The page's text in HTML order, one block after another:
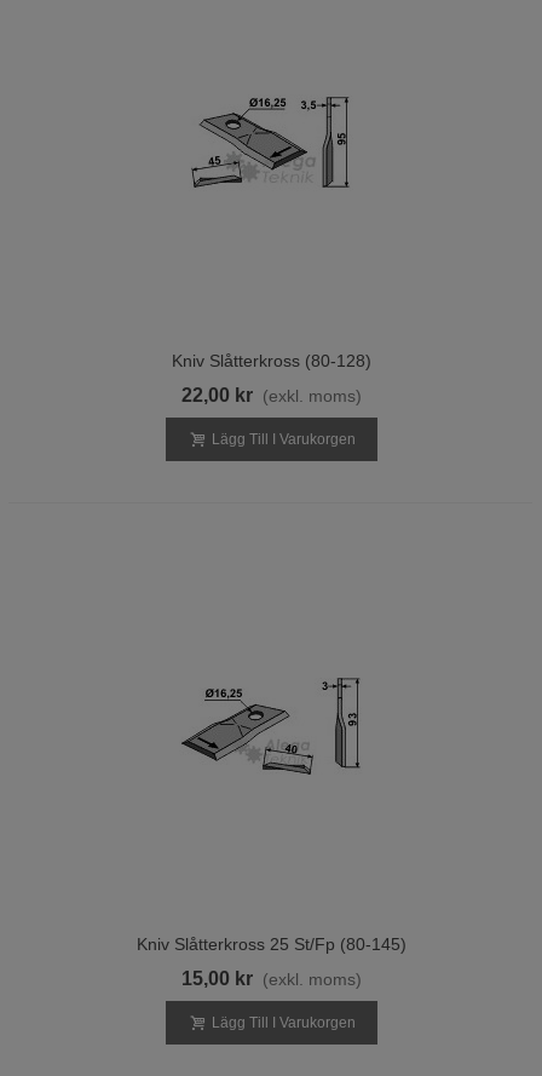
Kniv Slåtterkross (80-128)
22,00 kr (exkl. moms)
Lägg Till I Varukorgen
Kniv Slåtterkross 25 St/fp (80-145)
15,00 kr (exkl. moms)
Lägg Till I Varukorgen